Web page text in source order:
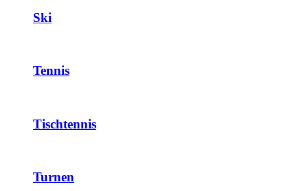
Ski
Tennis
Tischtennis
Turnen